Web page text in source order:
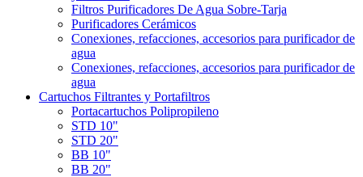
Filtros Purificadores De Agua Sobre-Tarja
Purificadores Cerámicos
Conexiones, refacciones, accesorios para purificador de
agua
Conexiones, refacciones, accesorios para purificador de
agua
Cartuchos Filtrantes y Portafiltros
Portacartuchos Polipropileno
STD 10"
STD 20"
BB 10"
BB 20"